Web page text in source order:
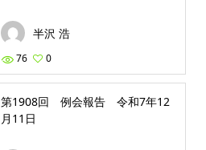
半沢 浩
76 0
第1908回 例会報告 令和7年12
月11日